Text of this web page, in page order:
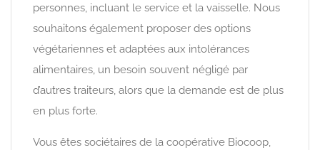
personnes, incluant le service et la vaisselle. Nous
souhaitons également proposer des options
végétariennes et adaptées aux intolérances
alimentaires, un besoin souvent négligé par
d’autres traiteurs, alors que la demande est de plus
en plus forte.
Vous êtes sociétaires de la coopérative Biocoop,